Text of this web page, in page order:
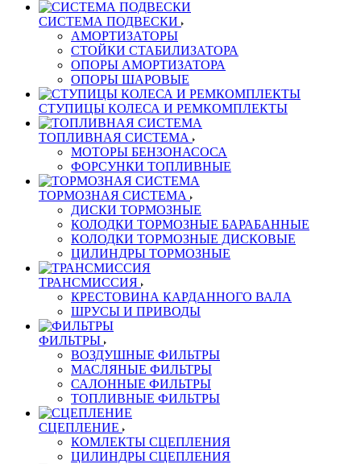
СИСТЕМА ПОДВЕСКИ
АМОРТИЗАТОРЫ
СТОЙКИ СТАБИЛИЗАТОРА
ОПОРЫ АМОРТИЗАТОРА
ОПОРЫ ШАРОВЫЕ
СТУПИЦЫ КОЛЕСА И РЕМКОМПЛЕКТЫ
ТОПЛИВНАЯ СИСТЕМА
МОТОРЫ БЕНЗОНАСОСА
ФОРСУНКИ ТОПЛИВНЫЕ
ТОРМОЗНАЯ СИСТЕМА
ДИСКИ ТОРМОЗНЫЕ
КОЛОДКИ ТОРМОЗНЫЕ БАРАБАННЫЕ
КОЛОДКИ ТОРМОЗНЫЕ ДИСКОВЫЕ
ЦИЛИНДРЫ ТОРМОЗНЫЕ
ТРАНСМИССИЯ
КРЕСТОВИНА КАРДАННОГО ВАЛА
ШРУСЫ И ПРИВОДЫ
ФИЛЬТРЫ
ВОЗДУШНЫЕ ФИЛЬТРЫ
МАСЛЯНЫЕ ФИЛЬТРЫ
САЛОННЫЕ ФИЛЬТРЫ
ТОПЛИВНЫЕ ФИЛЬТРЫ
СЦЕПЛЕНИЕ
КОМЛЕКТЫ СЦЕПЛЕНИЯ
ЦИЛИНДРЫ СЦЕПЛЕНИЯ